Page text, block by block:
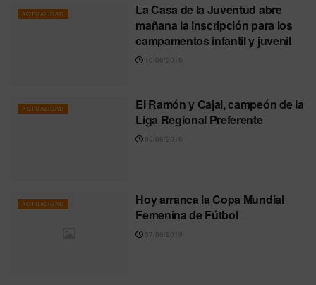
ACTUALIDAD
La Casa de la Juventud abre
mañana la inscripción para los
campamentos infantil y juvenil
10/06/2019
ACTUALIDAD
El Ramón y Cajal, campeón de la
Liga Regional Preferente
09/06/2019
ACTUALIDAD
Hoy arranca la Copa Mundial
Femenina de Fútbol
07/06/2019